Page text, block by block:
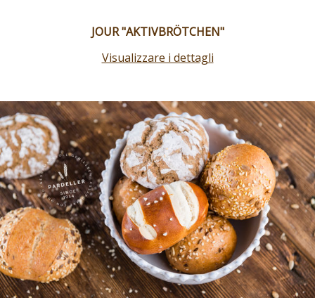
JOUR "AKTIVBRÖTCHEN"
Visualizzare i dettagli